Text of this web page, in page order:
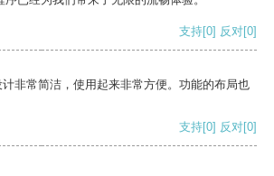
支持[0] 反对[0]
非常简洁，使用起来非常方便。功能的布局也
支持[0] 反对[0]